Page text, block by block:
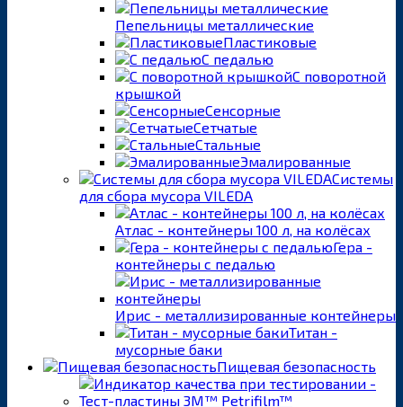
Пепельницы металлические
Пластиковые
С педалью
С поворотной
крышкой
Сенсорные
Сетчатые
Стальные
Эмалированные
Системы
для сбора мусора VILEDA
Атлас - контейнеры 100 л, на колёсах
Гера -
контейнеры с педалью
Ирис - металлизированные контейнеры
Титан -
мусорные баки
Пищевая безопасность